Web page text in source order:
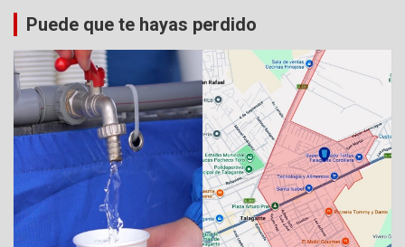
Puede que te hayas perdido